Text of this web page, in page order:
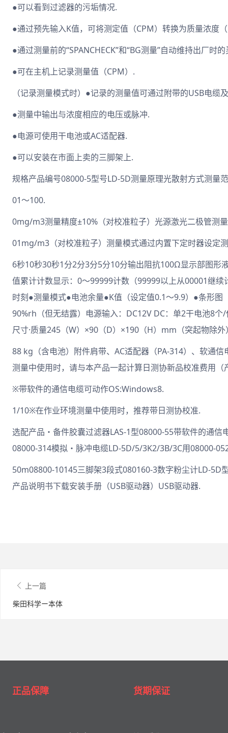
●可以看到过滤器的污垢情况.
●通过预先输入K值，可将测定值（CPM）转换为质量浓度
●通过测量前的“SPANCHECK”和“BG测量”自动维持出厂时
●可在主机上记录测量值（CPM）.
（记录测量模式时）●记录的测量值可通过附带的USB电缆
●测量中输出与浓度相应的电压或脉冲.
●电源可使用干电池或AC适配器.
●可以安装在市面上卖的三脚架上.
规格产品编号08000-5型号LD-5D测量原理光散射方式测量
01～100.
0mg/m3测量精度±10%（对校准粒子）光源激光二极管测
01mg/m3（对校准粒子）测量模式通过内置下定时器设定
6秒10秒30秒1分2分3分5分10分输出阻抗100Ω显示部图形
值累计计数显示：0～99999计数（99999以上从00001继
时刻●测量模式●电池余量●K值（设定值0.1～9.9）●条形
90%rh（但无结露）电源输入：DC12V DC：单2干电池8
尺寸·质量245（W）×90（D）×190（H）mm（突起物除外
88 kg（含电池）附件肩带、AC适配器（PA-314）、软通
测量中使用时，请与本产品一起计算日测协新品校准费用
※带软件的通信电缆可动作OS:Windows8.
1/10※在作业环境测量中使用时，推荐带日测协校准.
选配产品・备件胶囊过滤器LAS-1型08000-55带软件的通
08000-314模拟・脉冲电缆LD-5D/5/3K2/3B/3C用08000-
50m08800-10145三脚架3段式080160-3数字粉尘计LD-5D
产品说明书下载安装手册（USB驱动器）USB驱动器.
上一篇
柴田科学ー本体
正品保障 货期保证